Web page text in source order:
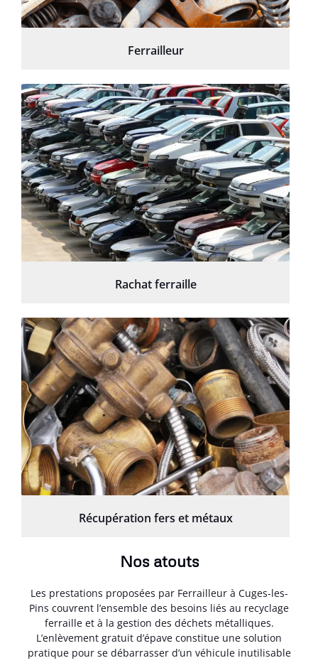
Ferrailleur
Rachat ferraille
Récupération fers et métaux
Nos atouts
Les prestations proposées par Ferrailleur à Cuges-les-
Pins couvrent l’ensemble des besoins liés au recyclage
ferraille et à la gestion des déchets métalliques.
L’enlèvement gratuit d’épave constitue une solution
pratique pour se débarrasser d’un véhicule inutilisable